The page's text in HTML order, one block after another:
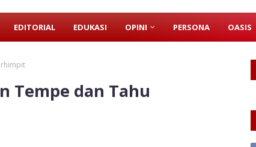
EDITORIAL EDUKASI OPINI PERSONA OASIS
Tempe dan Tahu